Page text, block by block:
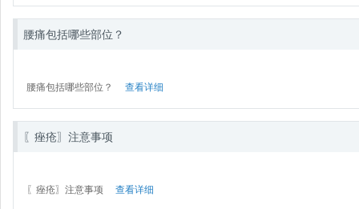
腰痛包括哪些部位？
腰痛包括哪些部位？ 查看详细
〖痤疮〗注意事项
〖痤疮〗注意事项 查看详细